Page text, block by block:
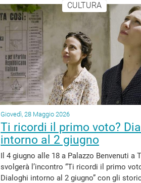
CULTURA
Giovedì, 28 Maggio 2026
Ti ricordi il primo voto?
intorno al 2 giugno
Il 4 giugno alle 18 a Palazzo Benvenuti a
svolgerà l’incontro “Ti ricordi il primo
Dialoghi intorno al 2 giugno” con gli